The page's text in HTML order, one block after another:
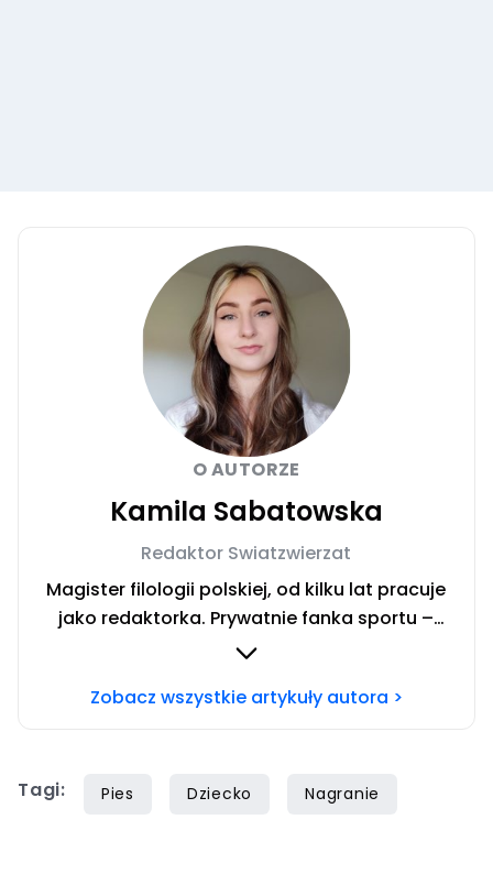
O AUTORZE
Kamila Sabatowska
Redaktor Swiatzwierzat
Magister filologii polskiej, od kilku lat pracuje
jako redaktorka. Prywatnie fanka sportu –
zwłaszcza siatkówki i miłośniczka zwierząt.
ze mną skontaktować?Napisz adresowaną do
Zobacz wszystkie artykuły autora >
Tagi: Pies Dziecko Nagranie